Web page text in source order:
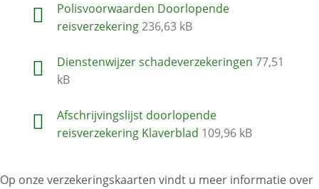
Polisvoorwaarden Doorlopende
reisverzekering236,63 kB
Dienstenwijzer schadeverzekeringen 77,51
kB
Afschrijvingslijst doorlopende
reisverzekering Klaverblad 109,96 kB
Op onze verzekeringskaarten vindt u meer informatie over